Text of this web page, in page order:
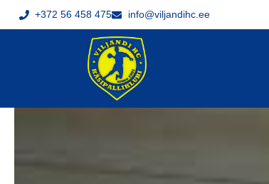
+372 56 458 475 info@viljandihc.ee